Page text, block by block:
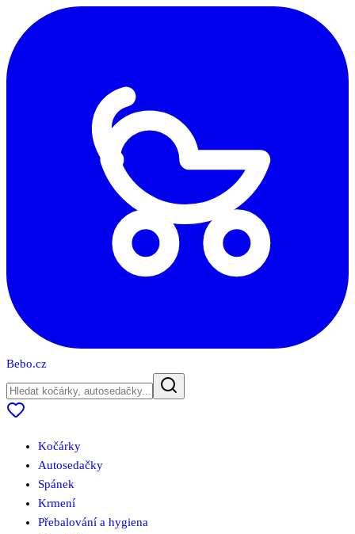
Bebo.cz
Kočárky
Autosedačky
Spánek
Krmení
Přebalování a hygiena